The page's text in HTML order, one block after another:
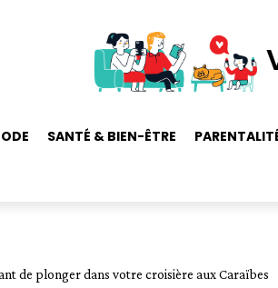
SANTÉ & BIEN-ÊTRE
de plonger dans votre croisière aux Caraïbes